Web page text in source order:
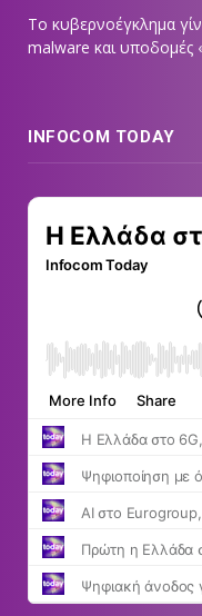
Το κυβερνοέγκλημα
malware και υποδομές
INFOCOM TODAY